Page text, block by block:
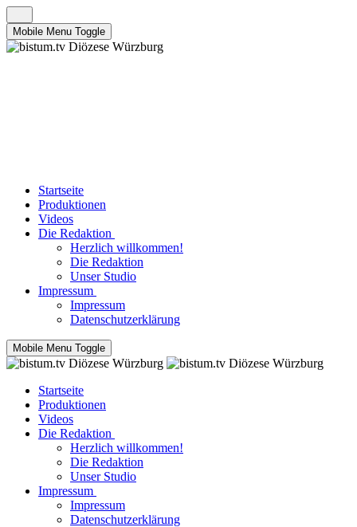
Mobile Menu Toggle
Startseite
Produktionen
Videos
Die Redaktion
Herzlich willkommen!
Die Redaktion
Unser Studio
Impressum
Impressum
Datenschutzerklärung
Mobile Menu Toggle
Startseite
Produktionen
Videos
Die Redaktion
Herzlich willkommen!
Die Redaktion
Unser Studio
Impressum
Impressum
Datenschutzerklärung